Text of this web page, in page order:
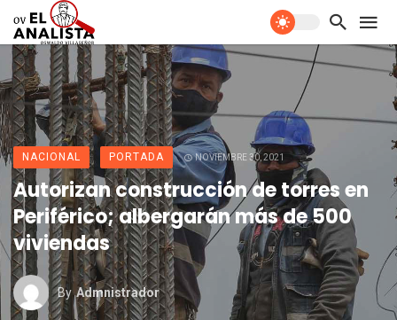
NACIONAL PORTADA NOVIEMBRE 30, 2021
Autorizan construcción de torres en
Periférico; albergarán más de 500
viviendas
By Admnistrador